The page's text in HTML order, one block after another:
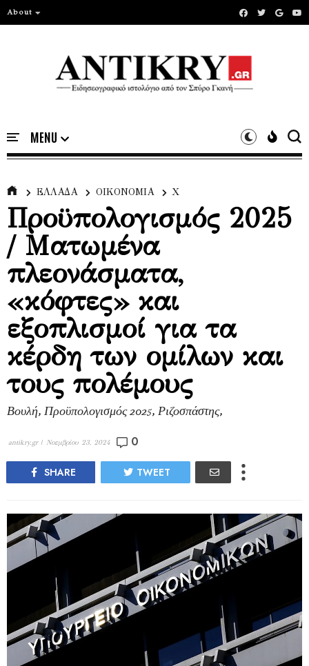
About
ΕΛΛΑΔΑ ΟΙΚΟΝΟΜΙΑ Χ
Προϋπολογισμός 2025
/ Ματωμένα
πλεονάσματα,
«κόφτες» και
εξοπλισμοί για τα
κέρδη των ομίλων και
τους πολέμους
Βουλή, Προϋπολογισμός 2025, Ριζοσπάστης,
antikry.gr | Νοεμβρίου 23, 2024 0
SHARE TWEET